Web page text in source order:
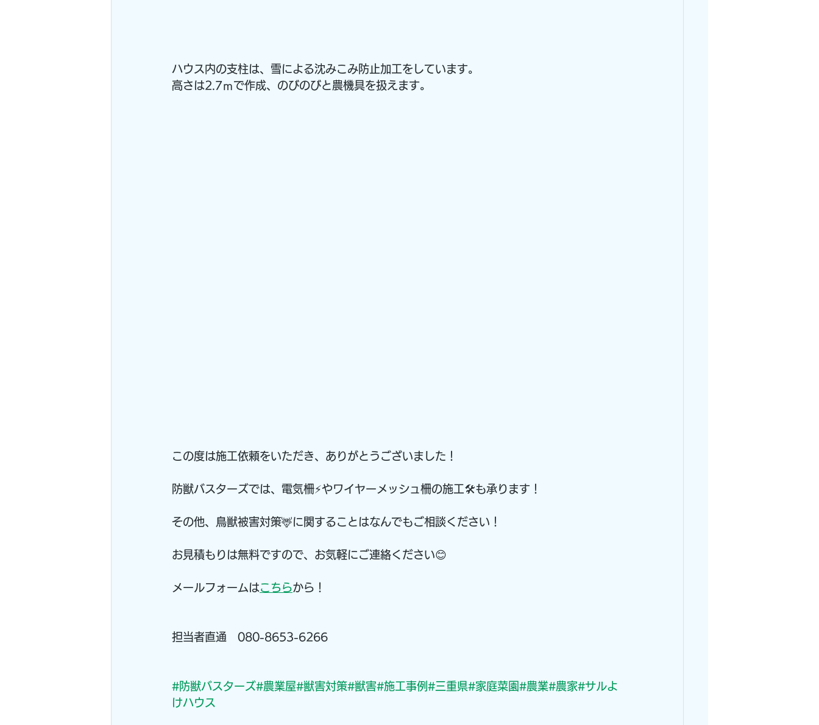
ハウス内の支柱は、雪による沈みこみ防止加工をしています。
高さは2.7ｍで作成、のびのびと農機具を扱えます。
この度は施工依頼をいただき、ありがとうございました！
防獣バスターズでは、電気柵⚡️やワイヤーメッシュ柵の施工🛠も承ります！
その他、鳥獣被害対策🦌に関することはなんでもご相談ください！
お見積もりは無料ですので、お気軽にご連絡ください😊
メールフォームはこちらから！
担当者直通　080-8653-6266
#防獣バスターズ#農業屋#獣害対策#獣害#施工事例 #三重県#家庭菜園 #農業#農家#サルよ
けハウス